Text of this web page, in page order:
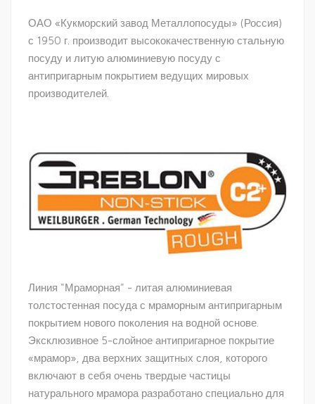
ОАО «Кукморский завод Металлопосуды» (Россия)
с 1950 г. производит высококачественную стальную
посуду и литую алюминиевую посуду с
антипригарным покрытием ведущих мировых
производителей.
Линия "Мраморная" - литая алюминиевая
толстостенная посуда с мраморным антипригарным
покрытием нового поколения на водной основе.
Эксклюзивное 5-слойное антипригарное покрытие
«мрамор», два верхних защитных слоя, которого
включают в себя очень твердые частицы
натурального мрамора разработано специально для